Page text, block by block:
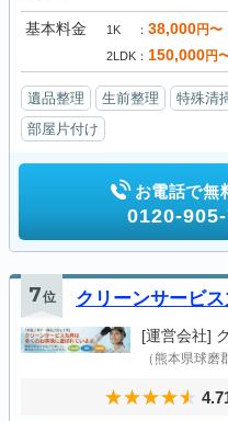
基本料金 1K 38,000円〜
2LDK 150,000円
遺品整理 生前整理 特殊清
部屋片付け
お電話で無
0120-
7位 クリーンサービス
[運営会社]
（熊本県球磨